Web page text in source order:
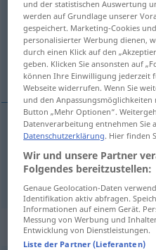
Übersicht aller
(Für mehr Details die
serbestçe, elini kolunu
serbestçe ungehindert
elini kolunu sallaya sallaya
Synonyme
und der statistischen Auswertung
werden auf Grundlage unserer
gespeichert. Marketing-Cookies
personalisierter Werbung dienen,
durch einen Klick auf den
geben. Klicken Sie ansonsten auf
können Ihre Einwilligung jederzeit
Webseite widerrufen. Wenn Sie
und den Anpassungsmöglichkeiten
Button „Mehr Optionen“.
Datenverarbeitung entnehmen Sie
Datenschutzerklärung. Hier finden
Wir und unsere Partner
Folgendes bereitzustellen:
Genaue Geolocation-Daten
Identifikation aktiv abfragen.
Informationen auf einem Gerät.
Messung von Werbung und
Entwicklung von Dienstleistungen.
Liste der Partner (Lieferanten)